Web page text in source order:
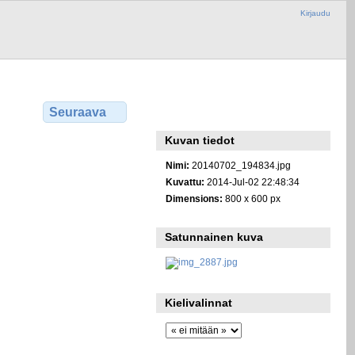
Kirjaudu
Seuraava
Kuvan tiedot
Nimi: 20140702_194834.jpg
Kuvattu: 2014-Jul-02 22:48:34
Dimensions: 800 x 600 px
Satunnainen kuva
Kielivalinnat